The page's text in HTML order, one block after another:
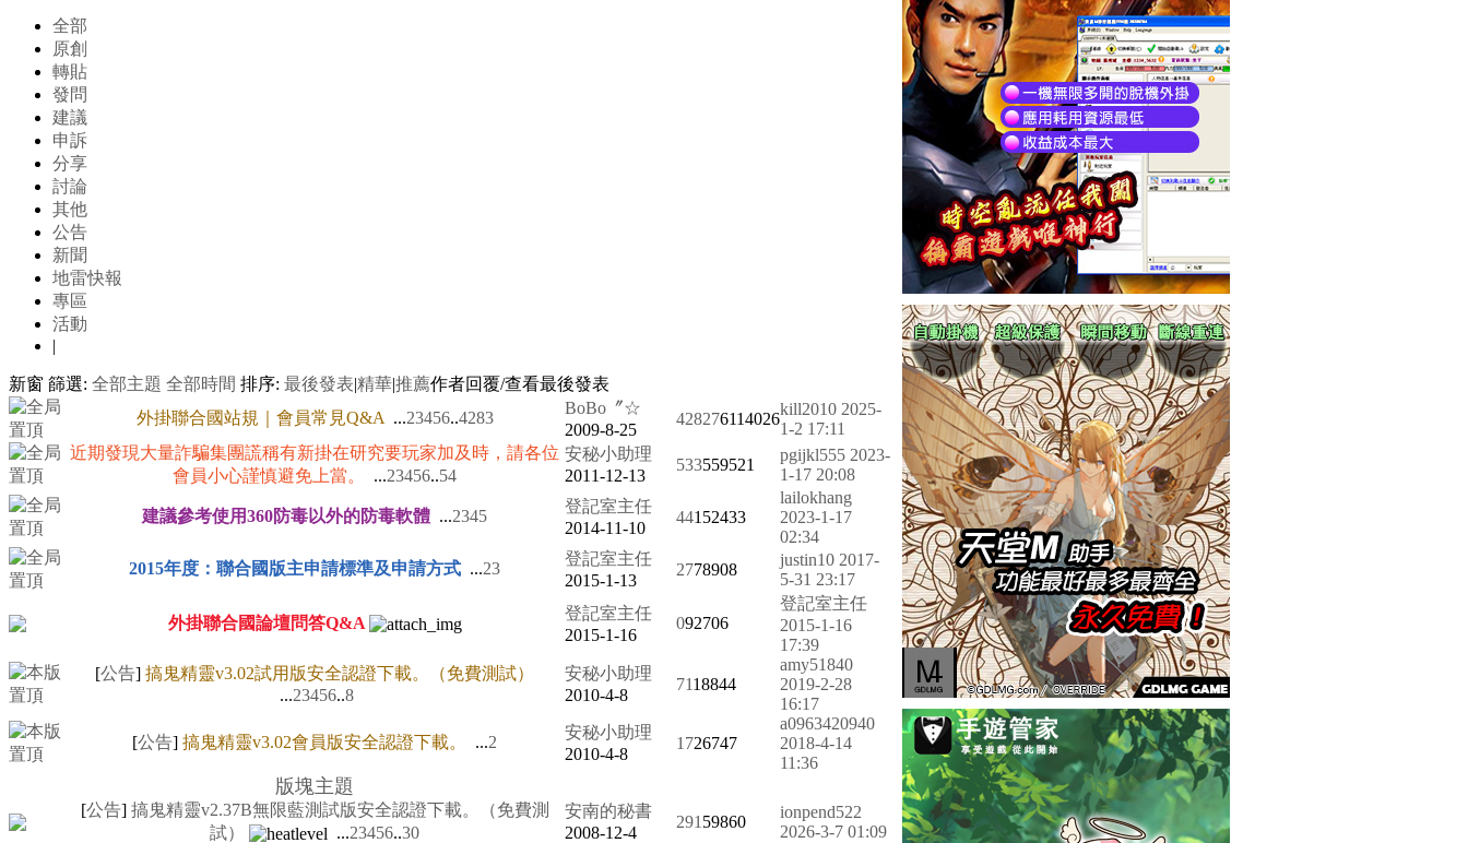
全部
原創
轉貼
發問
建議
申訴
分享
討論
其他
公告
新聞
地雷快報
專區
活動
|
新窗 篩選: 全部主題 全部時間 排序: 最後發表|精華|推薦作者回覆/查看最後發表
外掛聯合國站規｜會員常見Q&A ...23456..4283
BoBo〞☆
2009-8-25
428276114026
kill2010 2025-
1-2 17:11
近期發現大量詐騙集團謊稱有新掛在研究要玩家加及時，請各位
會員小心謹慎避免上當。
...23456..54
安秘小助理
2011-12-13
533559521
pgijkl555 2023-
1-17 20:08
建議參考使用360防毒以外的防毒軟體 ...2345
登記室主任
2014-11-10
44152433
lailokhang
2023-1-17
02:34
2015年度：聯合國版主申請標準及申請方式 ...23
登記室主任
2015-1-13
2778908
justin10 2017-
5-31 23:17
外掛聯合國論壇問答Q&A
登記室主任
2015-1-16
092706
登記室主任
2015-1-16
17:39
[公告] 搞鬼精靈v3.02試用版安全認證下載。（免費測試）
...23456..8
安秘小助理
2010-4-8
7118844
amy51840
2019-2-28
16:17
[公告] 搞鬼精靈v3.02會員版安全認證下載。 ...2
安秘小助理
2010-4-8
1726747
a0963420940
2018-4-14
11:36
版塊主題
[公告] 搞鬼精靈v2.37B無限藍測試版安全認證下載。（免費測
試）
...23456..30
安南的秘書
2008-12-4
291 59860
ionpend522
2026-3-7 01:09